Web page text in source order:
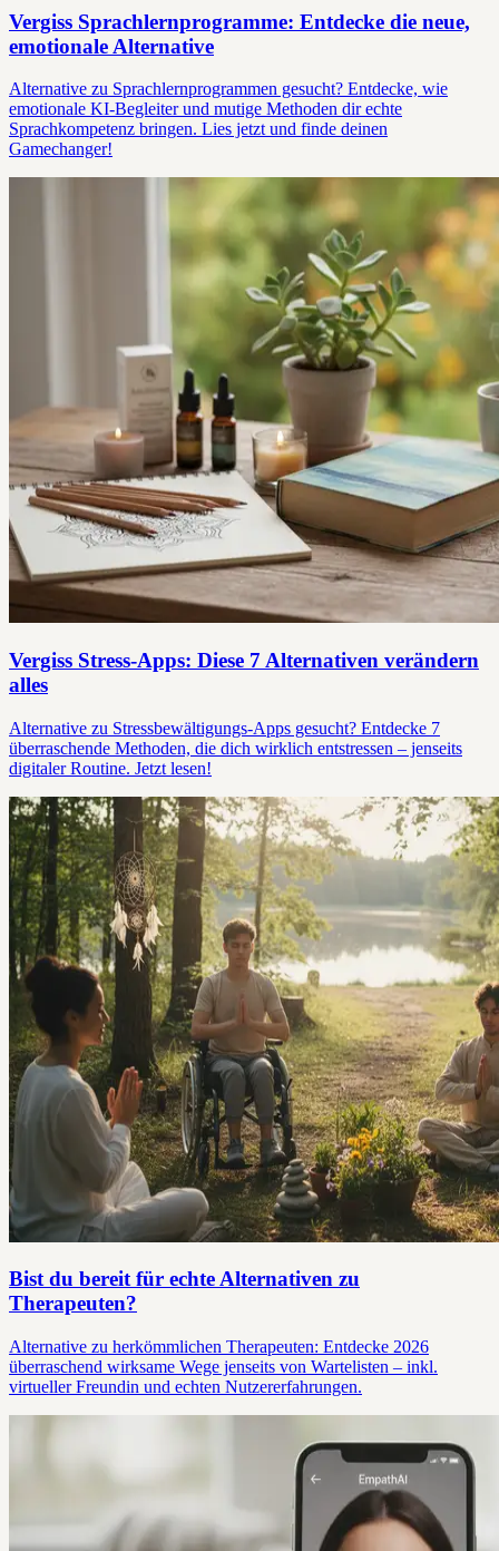
Vergiss Sprachlernprogramme: Entdecke die neue,
emotionale Alternative
Alternative zu Sprachlernprogrammen gesucht? Entdecke, wie
emotionale KI-Begleiter und mutige Methoden dir echte
Sprachkompetenz bringen. Lies jetzt und finde deinen
Gamechanger!
Vergiss Stress-Apps: Diese 7 Alternativen verändern
alles
Alternative zu Stressbewältigungs-Apps gesucht? Entdecke 7
überraschende Methoden, die dich wirklich entstressen – jenseits
digitaler Routine. Jetzt lesen!
Bist du bereit für echte Alternativen zu
Therapeuten?
Alternative zu herkömmlichen Therapeuten: Entdecke 2026
überraschend wirksame Wege jenseits von Wartelisten – inkl.
virtueller Freundin und echten Nutzererfahrungen.